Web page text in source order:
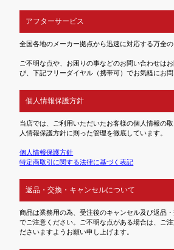
アフターサービス
全国各地のメーカー拠点から迅速に対応する万全の
ご不明な点や、お困りの事などのお問い合わせは
び、下記フリーダイヤル（携帯可）でお気軽にお問
個人情報保護方針
当店では、ご利用いただいたお客様の個人情報の
人情報保護方針に則った管理を徹底しています。
個人情報保護方針
特定商取引に関する法律に基づく表記
返品・交換・キャンセルについて
商品は業務用の為、受注後のキャンセル及び返品
でご注意ください。ご不明な点がある場合は、ご
ださいますようお願い申し上げます。